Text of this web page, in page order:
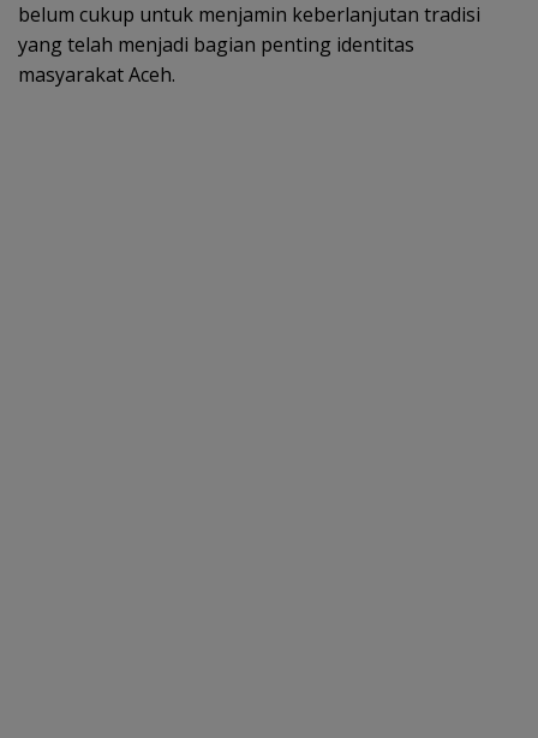
belum cukup untuk menjamin keberlanjutan tradisi
yang telah menjadi bagian penting identitas
masyarakat Aceh.